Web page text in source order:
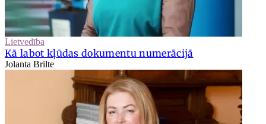
Lietvedība
Kā labot kļūdas dokumentu numerācijā
Jolanta Brilte